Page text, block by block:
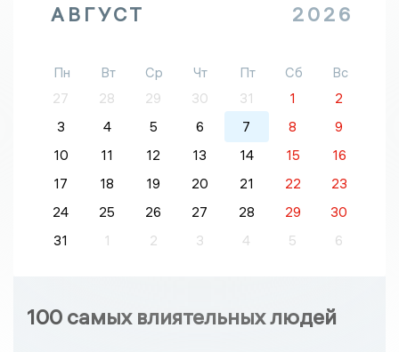
АВГУСТ 2026
Пн Вт Ср Чт Пт Сб
Вс
27
28 29 30 31 1
2
3
4 5 6 7 8
9
10
11 12 13 14 15
16
17
18 19 20 21 22
23
24
25 26 27 28 29
30
31
1 2 3 4 5 6
100 самых влиятельных людей